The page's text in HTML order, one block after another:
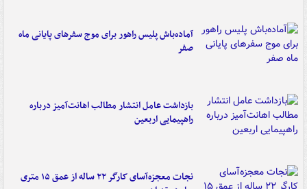
آماده‌باش پلیس راهور برای موج سفرهای پایانی ماه
صفر
بازداشت عامل انتشار مطالب اهانت‌آمیز درباره
راهپیمایی اربعین
نجات معجزه‌آسای کارگر ۲۲ ساله از عمق ۱۵ متری